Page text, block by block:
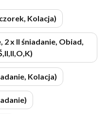
Kolacja)
2 x II śniadanie, Obiad,
Kolacja)